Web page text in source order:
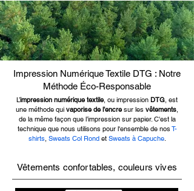
Impression Numérique Textile DTG : Notre
Méthode Éco-Responsable
L’impression numérique textile , ou impression DTG , est
une méthode qui vaporise de l’encre sur les vêtements
de la même façon que l’impression sur papier. C'est la
technique que nous utilisons pour l'ensemble de nos T-
shirts Sweats Col Rondet Sweats à Capuche.
Vêtements confortables, couleurs vives